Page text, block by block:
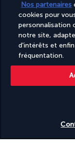
méditerranéennes
et purée, saumon
exotique... Des vins
Medley
Nos partenaires
cookies pour
personnalisation
notre site,
d'intérêts et
fréquentation.